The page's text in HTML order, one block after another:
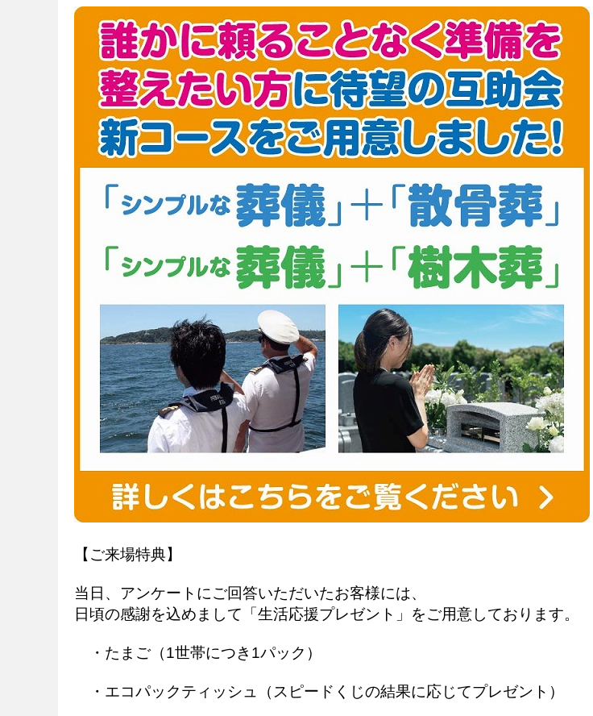
【ご来場特典】
当日、アンケートにご回答いただいたお客様には、
日頃の感謝を込めまして「生活応援プレゼント」をご用意しております。
・たまご（1世帯につき1パック）
・エコパックティッシュ（スピードくじの結果に応じてプレゼント）